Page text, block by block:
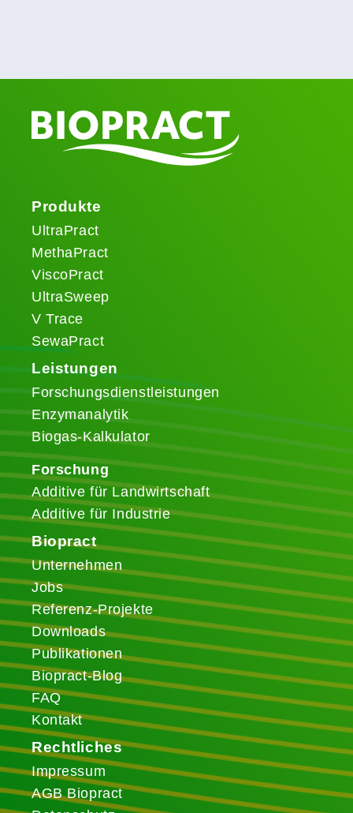
Produkte
UltraPract
MethaPract
ViscoPract
UltraSweep
V Trace
SewaPract
Leistungen
Forschungsdienstleistungen
Enzymanalytik
Biogas-Kalkulator
Forschung
Additive für Landwirtschaft
Additive für Industrie
Biopract
Unternehmen
Jobs
Referenz-Projekte
Downloads
Publikationen
Biopract-Blog
FAQ
Kontakt
Rechtliches
Impressum
AGB Biopract